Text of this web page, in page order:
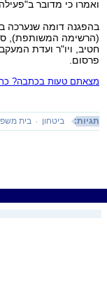
ואמרו כי מדובר
בהפגנה דומה שנערכה
(הרשימה המשותפת),
חטיב, ויו"ר ועדת
פרסום.
מצאתם טעות בכתבה?
תגיות: ביטחון בית